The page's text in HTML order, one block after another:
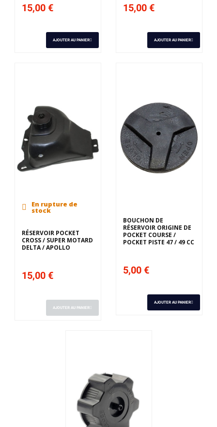
15,00 €
AJOUTER AU PANIER
15,00 €
AJOUTER AU PANIER
En rupture de
stock
RÉSERVOIR POCKET
CROSS / SUPER MOTARD
DELTA / APOLLO
15,00 €
AJOUTER AU PANIER
BOUCHON DE
RÉSERVOIR ORIGINE DE
POCKET COURSE /
POCKET PISTE 47 / 49 CC
5,00 €
AJOUTER AU PANIER